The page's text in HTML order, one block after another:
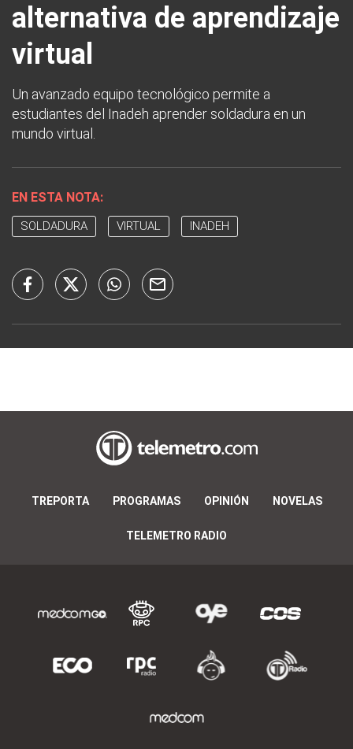
alternativa de aprendizaje
virtual
Un avanzado equipo tecnológico permite a
estudiantes del Inadeh aprender soldadura en un
mundo virtual.
EN ESTA NOTA:
SOLDADURA VIRTUAL INADEH
TREPORTA PROGRAMAS OPINIÓN NOVELAS
TELEMETRO RADIO